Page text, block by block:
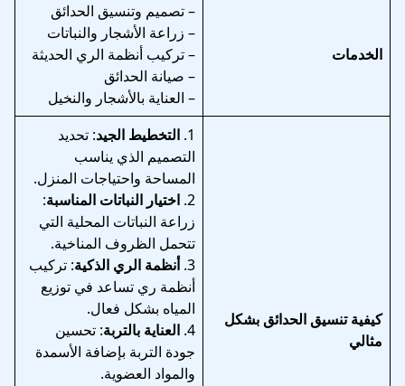
الخدمات
– تصميم وتنسيق الحدائق
– زراعة الأشجار والنباتات
– تركيب أنظمة الري الحديثة
– صيانة الحدائق
– العناية بالأشجار والنخيل
كيفية تنسيق الحدائق بشكل
مثالي
1. التخطيط الجيد: تحديد
التصميم الذي يناسب
المساحة واحتياجات المنزل.
2. اختيار النباتات المناسبة:
زراعة النباتات المحلية التي
تتحمل الظروف المناخية.
3. أنظمة الري الذكية: تركيب
أنظمة ري تساعد في توزيع
المياه بشكل فعال.
4. العناية بالتربة: تحسين
جودة التربة بإضافة الأسمدة
والمواد العضوية.